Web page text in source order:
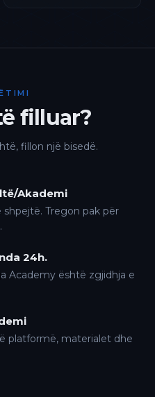
filluar?
fillon një bisedë.
Akademi
Tregon pak për
24h.
Academy është zgjidhja e
platformë, materialet dhe